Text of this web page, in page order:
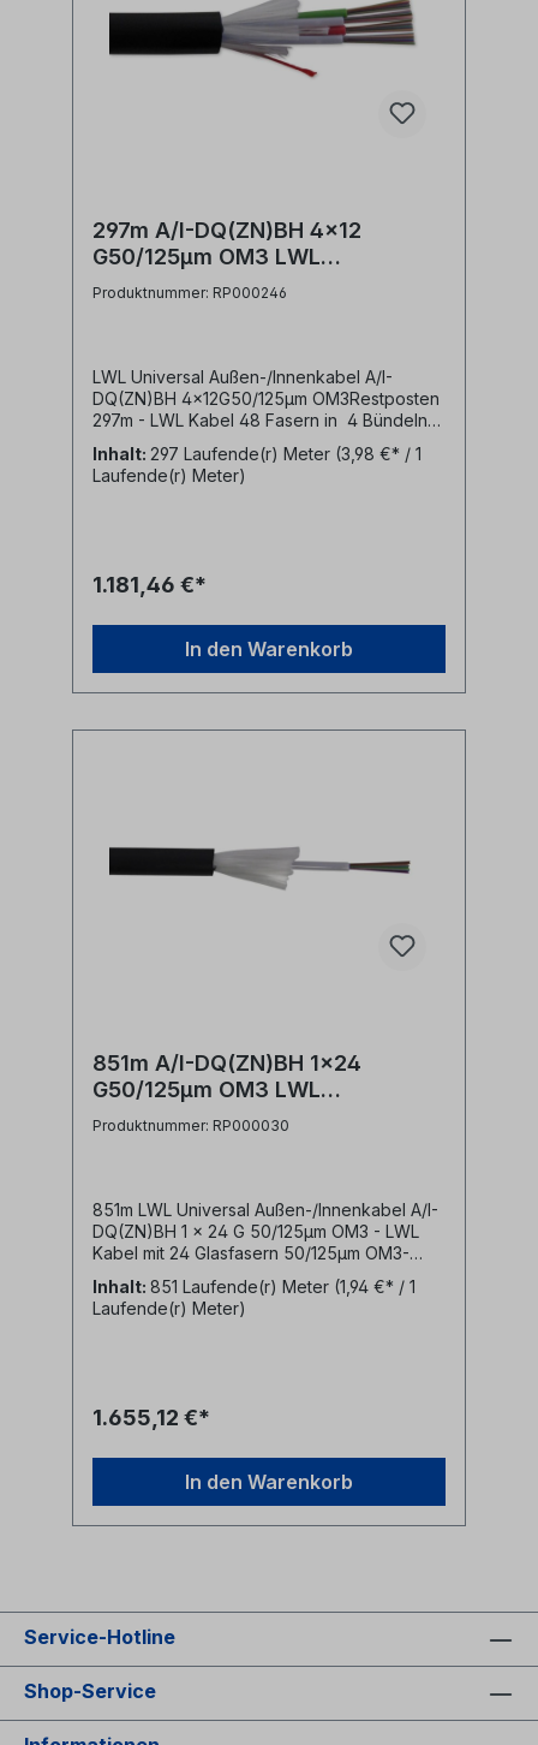
297m A/I-DQ(ZN)BH 4x12
G50/125µm OM3 LWL
Universalkabel Restposten
Produktnummer: RP000246
LWL Universal Außen-/Innenkabel A/I-
DQ(ZN)BH 4x12G50/125µm OM3Restposten
297m - LWL Kabel 48 Fasern in 4 Bündeln
mit jeweils 12 Fasern 50/125µm OM3-
halogenfreier (LSZH) Mantel schwarz- um
Zentralelement verseilte Bündeladern-
Inhalt: 297 Laufende(r) Meter (3,98 €* / 1
Laufende(r) Meter)
1.181,46 €*
In den Warenkorb
851m A/I-DQ(ZN)BH 1x24
G50/125µm OM3 LWL
Universalkabel Restposten
Produktnummer: RP000030
851m LWL Universal Außen-/Innenkabel A/I-
DQ(ZN)BH 1 x 24 G 50/125µm OM3 - LWL
Kabel mit 24 Glasfasern 50/125µm OM3-
halogenfreier (LSZH) Mantel schwarz-
Zentrale Bündelader- nichtmetallischer
Nagetierschutz (Glasrovings)
Inhalt: 851 Laufende(r) Meter (1,94 €* / 1
Laufende(r) Meter)
1.655,12 €*
In den Warenkorb
Service-Hotline
Shop-Service